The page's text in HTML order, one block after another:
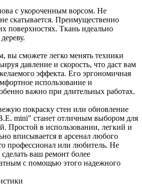
с укороченным ворсом. Не
не скатывается. Преимущественно
поверхностях. Ткань идеально
вы сможете легко менять техники
давление и скорость, что даст вам
эффекта. Его эргономичная
использование и
важно при длительных работах.
покраску стен или обновление
mini" станет отличным выбором для
Простой в использовании, легкий и
вписывается в арсенал любого
профессионал или любитель. Не
ваш ремонт более
с помощью этого надежного